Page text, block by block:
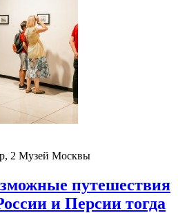
2 Музей Москвы
путешествия
и Персии тогда